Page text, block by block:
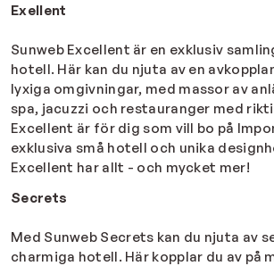
Exellent
Sunweb Excellent är en exklusiv
hotell. Här kan du njuta av en
lyxiga omgivningar, med massor av
spa, jacuzzi och restauranger med
Excellent är för dig som vill bo på
exklusiva små hotell och unika
Excellent har allt - och mycket mer!
Secrets
Med Sunweb Secrets kan du njuta av
charmiga hotell. Här kopplar du av på